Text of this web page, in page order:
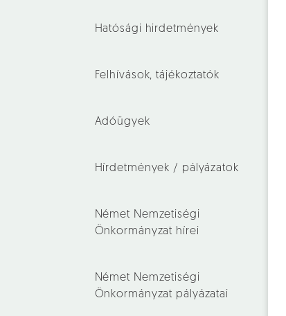
Hatósági hirdetmények
Felhívások, tájékoztatók
Adóügyek
Hírdetmények / pályázatok
Német Nemzetiségi
Önkormányzat hírei
Német Nemzetiségi
Önkormányzat pályázatai